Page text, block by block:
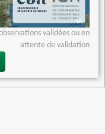
validées ou en
attente de validation